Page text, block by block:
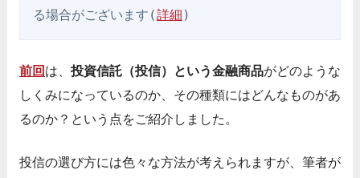
る場合がございます(詳細 )
前回 は、 投資信託（投信）という金融商品がどのような
しくみになっているのか、その種類にはどんなものがあ
るのか？という点をご紹介しました。
投信の選び方には色々な方法が考えられますが、筆者が